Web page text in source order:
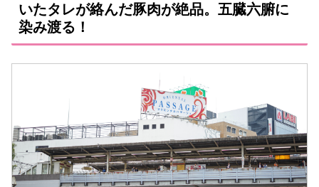
いたタレが絡んだ豚肉が絶品。五臓六腑に
染み渡る！